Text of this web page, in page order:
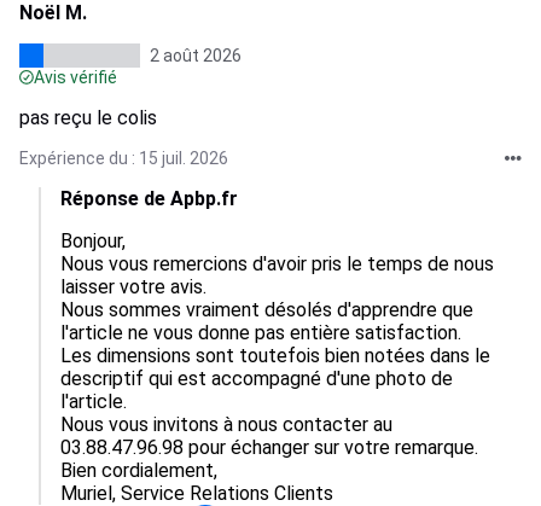
Noël M.
2 août 2026
Avis vérifié
pas reçu le colis
Expérience du : 15 juil. 2026
Réponse de Apbp.fr
Bonjour,
Nous vous remercions d'avoir pris le temps de nous
laisser votre avis.
Nous sommes vraiment désolés d'apprendre que
l'article ne vous donne pas entière satisfaction.
Les dimensions sont toutefois bien notées dans le
descriptif qui est accompagné d'une photo de
l'article.
Nous vous invitons à nous contacter au
03.88.47.96.98 pour échanger sur votre remarque.
Bien cordialement,
Muriel, Service Relations Clients